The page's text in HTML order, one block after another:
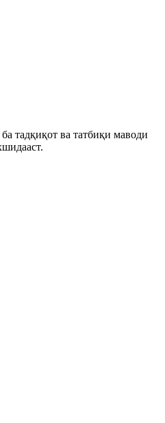
тадқиқот ва татбиқи маводи